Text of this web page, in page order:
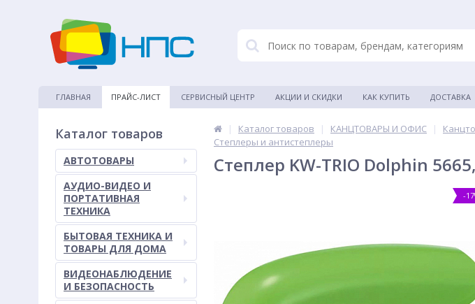
ГЛАВНАЯ ПРАЙС-ЛИСТ СЕРВИСНЫЙ ЦЕНТР АКЦИИ И СКИДКИ КАК КУПИТЬ ДОСТАВКА
Каталог товаров
АВТОТОВАРЫ
АУДИО-ВИДЕО И
ПОРТАТИВНАЯ
ТЕХНИКА
БЫТОВАЯ ТЕХНИКА И
ТОВАРЫ ДЛЯ ДОМА
ВИДЕОНАБЛЮДЕНИЕ
И БЕЗОПАСНОСТЬ
| Каталог товаров | КАНЦТОВАРЫ И ОФИС |
Степлеры и антистеплеры
Степлер KW-TRIO Dolphin
-